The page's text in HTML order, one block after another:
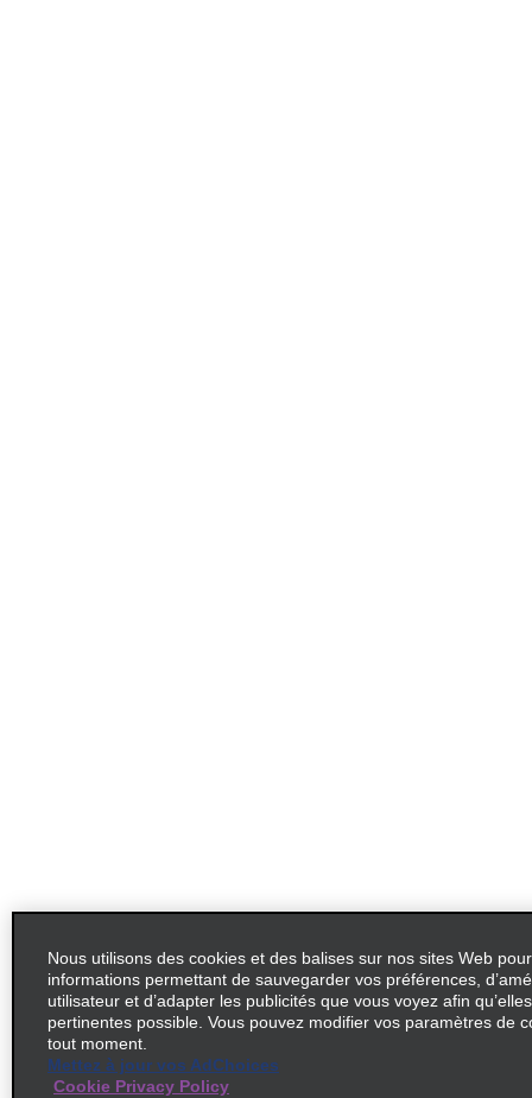
Nous utilisons des cookies et des balises sur nos sites Web
informations permettant de sauvegarder vos préférences,
utilisateur et d’adapter les publicités que vous voyez afin
pertinentes possible. Vous pouvez modifier vos paramètres de
tout moment.
Mettez à jour vos AdChoices
Cookie Privacy Policy